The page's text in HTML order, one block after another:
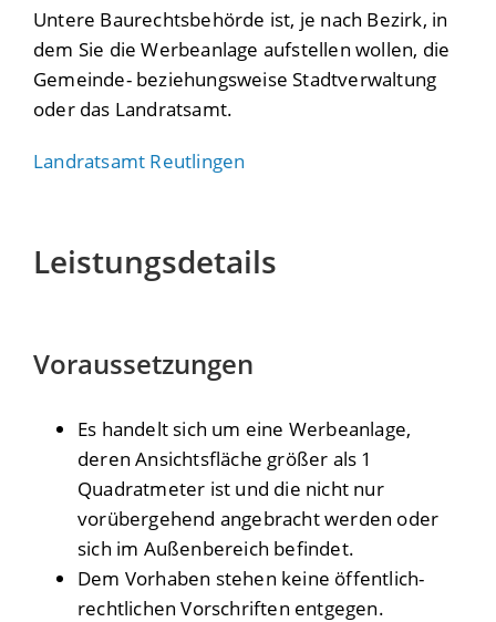
Untere Baurechtsbehörde ist, je nach Bezirk, in
dem Sie die Werbeanlage aufstellen wollen, die
Gemeinde- beziehungsweise Stadtverwaltung
oder das Landratsamt.
Landratsamt Reutlingen
Leistungsdetails
Voraussetzungen
Es handelt sich um eine Werbeanlage,
deren Ansichtsfläche größer als 1
Quadratmeter ist und die nicht nur
vorübergehend angebracht werden oder
sich im Außenbereich befindet.
Dem Vorhaben stehen keine öffentlich-
rechtlichen Vorschriften entgegen.